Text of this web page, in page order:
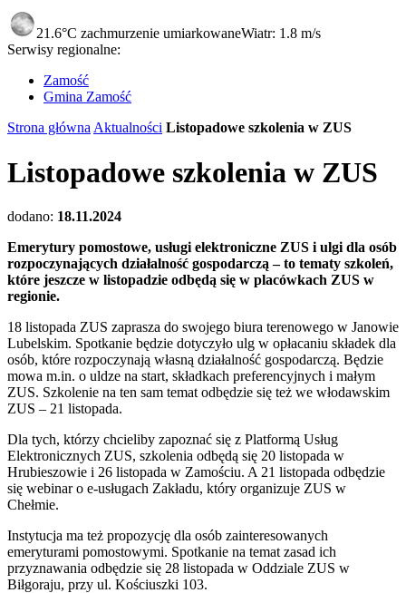
21.6°C zachmurzenie umiarkowaneWiatr: 1.8 m/s
Serwisy regionalne:
Zamość
Gmina Zamość
Strona główna Aktualności Listopadowe szkolenia w ZUS
Listopadowe szkolenia w ZUS
dodano: 18.11.2024
Emerytury pomostowe, usługi elektroniczne ZUS i ulgi dla osób
rozpoczynających działalność gospodarczą – to tematy szkoleń,
które jeszcze w listopadzie odbędą się w placówkach ZUS w
regionie.
18 listopada ZUS zaprasza do swojego biura terenowego w Janowie
Lubelskim. Spotkanie będzie dotyczyło ulg w opłacaniu składek dla
osób, które rozpoczynają własną działalność gospodarczą. Będzie
mowa m.in. o uldze na start, składkach preferencyjnych i małym
ZUS. Szkolenie na ten sam temat odbędzie się też we włodawskim
ZUS – 21 listopada.
Dla tych, którzy chcieliby zapoznać się z Platformą Usług
Elektronicznych ZUS, szkolenia odbędą się 20 listopada w
Hrubieszowie i 26 listopada w Zamościu. A 21 listopada odbędzie
się webinar o e-usługach Zakładu, który organizuje ZUS w
Chełmie.
Instytucja ma też propozycję dla osób zainteresowanych
emeryturami pomostowymi. Spotkanie na temat zasad ich
przyznawania odbędzie się 28 listopada w Oddziale ZUS w
Biłgoraju, przy ul. Kościuszki 103.